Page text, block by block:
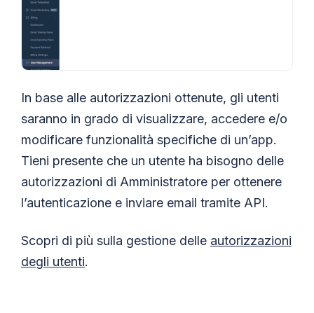
In base alle autorizzazioni ottenute, gli utenti
saranno in grado di visualizzare, accedere e/o
modificare funzionalità specifiche di un’app.
Tieni presente che un utente ha bisogno delle
autorizzazioni di Amministratore per ottenere
l’autenticazione e inviare email tramite API.
Scopri di più sulla gestione delle autorizzazioni
degli utenti.